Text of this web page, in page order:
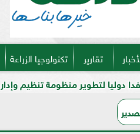
تقارير تكنولوجيا الزراعة
تنظيم وإدارة المبيدات